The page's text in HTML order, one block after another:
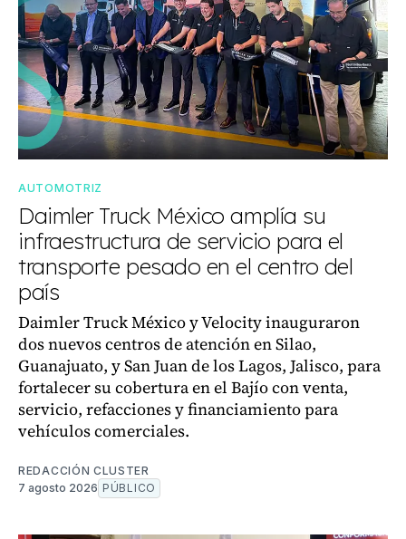
AUTOMOTRIZ
Daimler Truck México amplía su
infraestructura de servicio para el
transporte pesado en el centro del
país
Daimler Truck México y Velocity inauguraron
dos nuevos centros de atención en Silao,
Guanajuato, y San Juan de los Lagos, Jalisco, para
fortalecer su cobertura en el Bajío con venta,
servicio, refacciones y financiamiento para
vehículos comerciales.
REDACCIÓN CLUSTER
7 agosto 2026 PÚBLICO